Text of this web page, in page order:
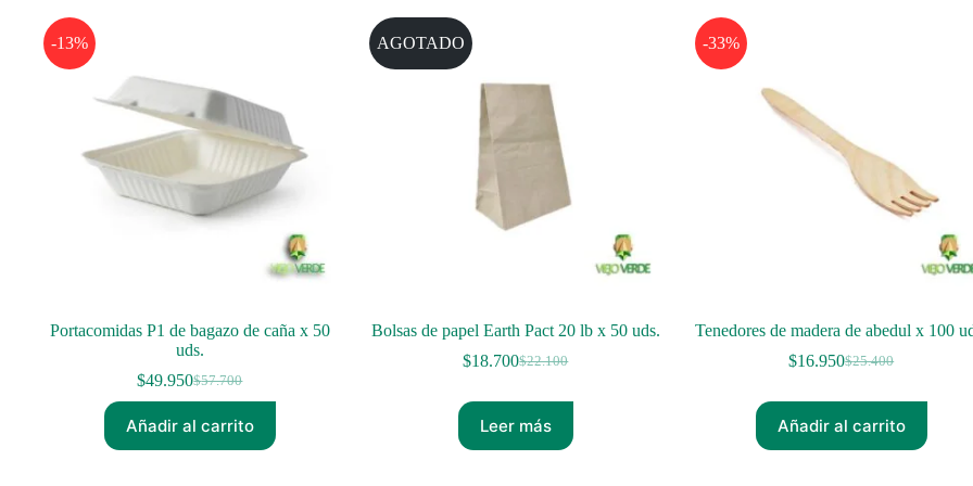
-13%
Portacomidas P1 de bagazo de caña x 50
uds.
$57.700
El
original
era:
$49.950El
actual
es:
Añadir al carrito
AGOTADO
Bolsas de papel Earth Pact 20 lb x 50 uds.
$22.100
El
era:
$22.100.
$18.700El
es:
$18.700.
Leer más
-33%
Tenedores de madera de abedul x 100
$25.400
El
era:
$25.400.
$16.950El
es:
$16.950.
Añadir al carrito